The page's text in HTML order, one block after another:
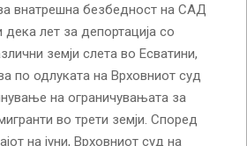
внатрешна безбедност на САД
дека лет за депортација со
земји слета во Есватини,
по одлуката на Врховниот суд
на ограничувањата за
во трети земји. Според
на јуни, Врховниот суд на